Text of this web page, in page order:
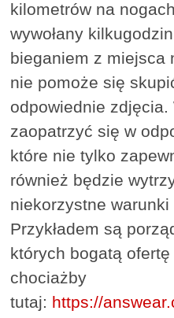
kilometrów na
wywołany
bieganiem z miejsca
nie pomoże się
odpowiednie zdjęcia.
zaopatrzyć się w
które nie tylko
również będzie
niekorzystne
Przykładem są
których bogatą
chociażby
tutaj: https://